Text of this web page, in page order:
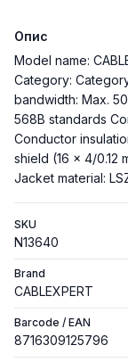
Опис
Model name:
Category:
bandwidth: Max.
568B standards
Conductor
shield (16 x 4/0.12
Jacket material:
SKU
N13640
Brand
CABLEXPERT
Barcode / EAN
8716309125796